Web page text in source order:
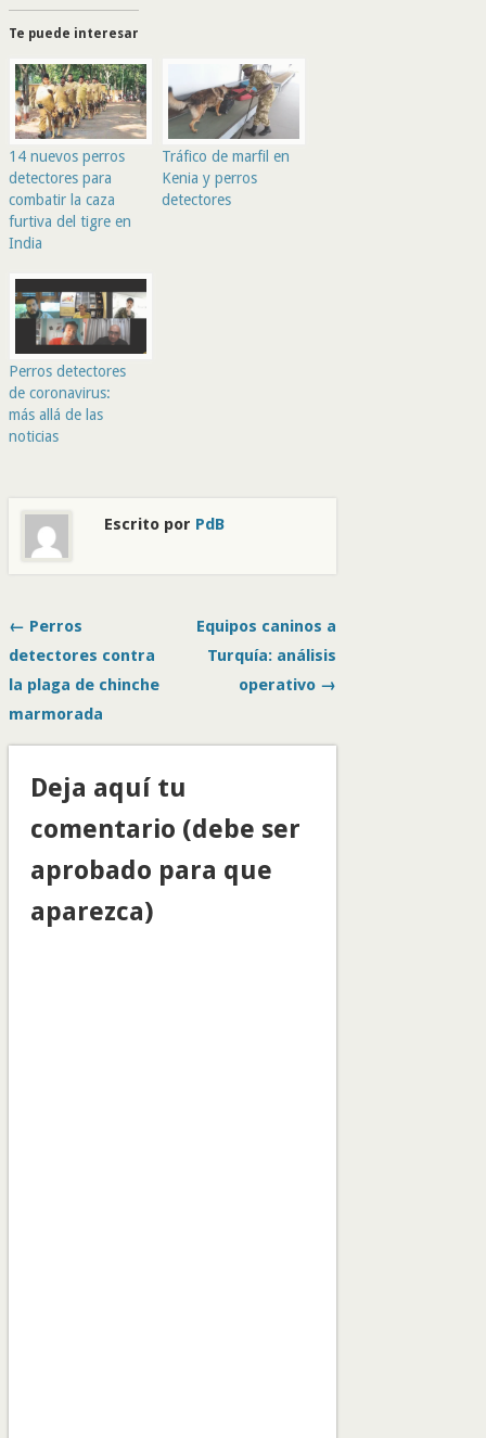
Te puede interesar
14 nuevos perros
detectores para
combatir la caza
furtiva del tigre en
India
Tráfico de marfil en
Kenia y perros
detectores
Perros detectores
de coronavirus:
más allá de las
noticias
Escrito por PdB
← Perros
detectores contra
la plaga de chinche
marmorada
Equipos caninos a
Turquía: análisis
operativo →
Deja aquí tu
comentario (debe ser
aprobado para que
aparezca)